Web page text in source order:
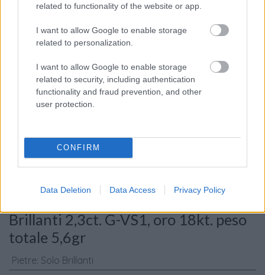
related to functionality of the website or app.
I want to allow Google to enable storage
related to personalization.
I want to allow Google to enable storage
related to security, including authentication
functionality and fraud prevention, and other
user protection.
CONFIRM
Data Deletion Data Access Privacy Policy
Consenso al
Brillanti 2,3ct. G-VS1, oro 18kt. peso
totale 5,6gr
Pietre: Solo Brillanti